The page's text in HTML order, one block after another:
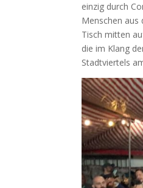
einzig durch
Menschen aus
Tisch mitten
die im Klang
Stadtviertels